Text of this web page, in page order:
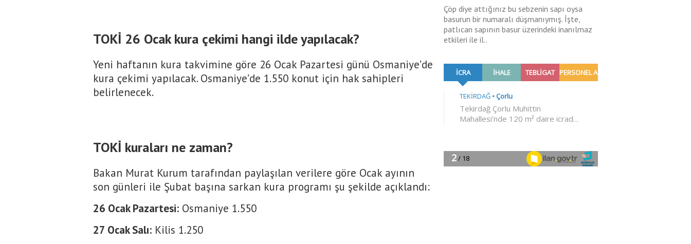
TOKİ 26 Ocak kura çekimi hangi ilde yapılacak?
Yeni haftanın kura takvimine göre 26 Ocak Pazartesi günü Osmaniye’de
kura çekimi yapılacak. Osmaniye’de 1.550 konut için hak sahipleri
belirlenecek.
TOKİ kuraları ne zaman?
Bakan Murat Kurum tarafından paylaşılan verilere göre Ocak ayının
son günleri ile Şubat başına sarkan kura programı şu şekilde açıklandı:
26 Ocak Pazartesi: Osmaniye 1.550
27 Ocak Salı: Kilis 1.250
Çöp diye attığınız bu sebzenin sapı oysa
basurun bir numaralı düşmanıymış. İşte,
patlıcan sapının basur üzerindeki inanılmaz
etkileri ile il..